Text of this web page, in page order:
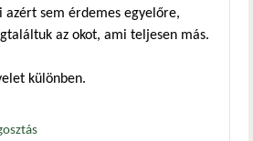
azért sem érdemes egyelőre,
az okot, ami teljesen más.
különben.